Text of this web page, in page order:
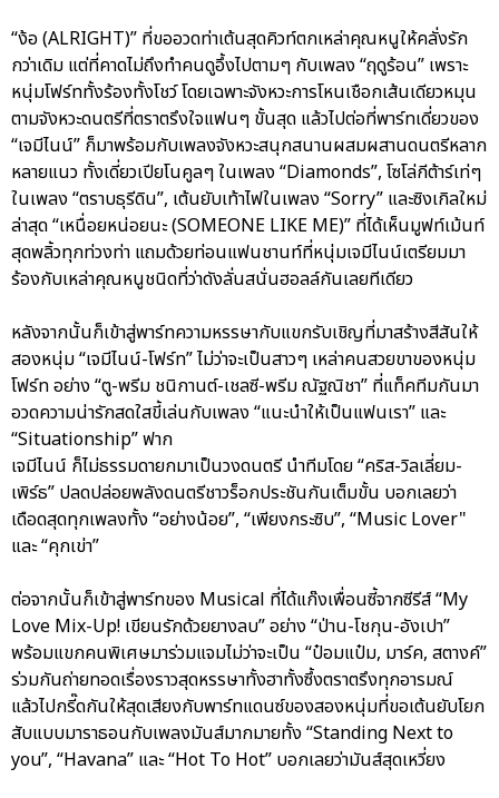
“ง้อ (ALRIGHT)” ที่ขออวดท่าเต้นสุดคิวท์ตกเหล่าคุณหนูให้คลั่งรัก
กว่าเดิม แต่ที่คาดไม่ถึงทำคนดูอึ้งไปตามๆ กับเพลง “ฤดูร้อน” เพราะ
หนุ่มโฟร์ททั้งร้องทั้งโชว์ โดยเฉพาะจังหวะการโหนเชือกเส้นเดียวหมุน
ตามจังหวะดนตรีที่ตราตรึงใจแฟนๆ ขั้นสุด แล้วไปต่อที่พาร์ทเดี่ยวของ
“เจมีไนน์” ก็มาพร้อมกับเพลงจังหวะสนุกสนานผสมผสานดนตรีหลาก
หลายแนว ทั้งเดี่ยวเปียโนคูลๆ ในเพลง “Diamonds”, โซโล่กีต้าร์เท่ๆ
ในเพลง “ตราบธุรีดิน”, เต้นยับเท้าไฟในเพลง “Sorry” และซิงเกิลใหม่
ล่าสุด “เหนื่อยหน่อยนะ (SOMEONE LIKE ME)” ที่ได้เห็นมูฟท์เม้นท์
สุดพลิ้วทุกท่วงท่า แถมด้วยท่อนแฟนชานท์ที่หนุ่มเจมีไนน์เตรียมมา
ร้องกับเหล่าคุณหนูชนิดที่ว่าดังลั่นสนั่นฮอลล์กันเลยทีเดียว
หลังจากนั้นก็เข้าสู่พาร์ทความหรรษากับแขกรับเชิญที่มาสร้างสีสันให้
สองหนุ่ม “เจมีไนน์-โฟร์ท” ไม่ว่าจะเป็นสาวๆ เหล่าคนสวยขาของหนุ่ม
โฟร์ท อย่าง “ตู-พรีม ชนิกานต์-เชลซี-พรีม ณัฐณิชา” ที่แท็คทีมกันมา
อวดความน่ารักสดใสขี้เล่นกับเพลง “แนะนำให้เป็นแฟนเรา” และ
“Situationship” ฟาก
เจมีไนน์ ก็ไม่ธรรมดายกมาเป็นวงดนตรี นำทีมโดย “คริส-วิลเลี่ยม-
เพิร์ธ” ปลดปล่อยพลังดนตรีชาวร็อกประชันกันเต็มขั้น บอกเลยว่า
เดือดสุดทุกเพลงทั้ง “อย่างน้อย”, “เพียงกระซิบ”, “Music Lover"
และ “คุกเข่า”
ต่อจากนั้นก็เข้าสู่พาร์ทของ Musical ที่ได้แก๊งเพื่อนซี้จากซีรีส์ “My
Love Mix-Up! เขียนรักด้วยยางลบ” อย่าง “ป่าน-โชกุน-อังเปา”
พร้อมแขกคนพิเศษมาร่วมแจมไม่ว่าจะเป็น “ป๋อมแป๋ม, มาร์ค, สตางค์”
ร่วมกันถ่ายทอดเรื่องราวสุดหรรษาทั้งฮาทั้งซึ้งตราตรึงทุกอารมณ์
แล้วไปกรี๊ดกันให้สุดเสียงกับพาร์ทแดนซ์ของสองหนุ่มที่ขอเต้นยับโยก
สับแบบมาราธอนกับเพลงมันส์มากมายทั้ง “Standing Next to
you”, “Havana” และ “Hot To Hot” บอกเลยว่ามันส์สุดเหวี่ยง